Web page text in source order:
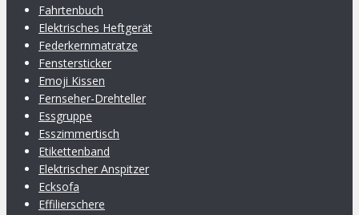
Fahrtenbuch
Elektrisches Heftgerät
Federkernmatratze
Fenstersticker
Emoji Kissen
Fernseher-Drehteller
Essgruppe
Esszimmertisch
Etikettenband
Elektrischer Anspitzer
Ecksofa
Effilierschere